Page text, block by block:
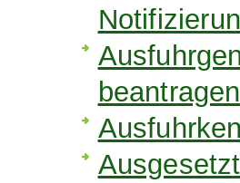
beantragen